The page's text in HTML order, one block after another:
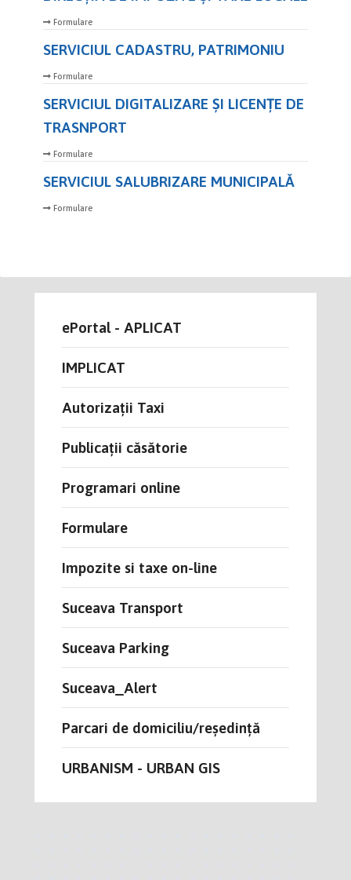
Formulare
SERVICIUL CADASTRU, PATRIMONIU
Formulare
SERVICIUL DIGITALIZARE ȘI LICENȚE DE
TRASNPORT
Formulare
SERVICIUL SALUBRIZARE MUNICIPALĂ
Formulare
ePortal - APLICAT
IMPLICAT
Autorizații Taxi
Publicații căsătorie
Programari online
Formulare
Impozite si taxe on-line
Suceava Transport
Suceava Parking
Suceava_Alert
Parcari de domiciliu/reședință
URBANISM - URBAN GIS